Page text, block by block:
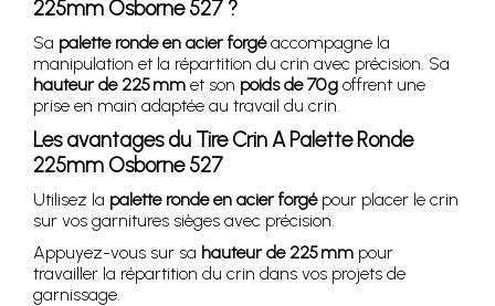
225mm Osborne 527 ?
Sa palette ronde en acier forgéaccompagne la
manipulation et la répartition du crin avec précision. Sa
hauteur de 225 mm et son poids de 70 g offrent une
prise en main adaptée au travail du crin.
Les avantages du Tire Crin A Palette Ronde
225mm Osborne 527
Utilisez la palette ronde en acier forgépour placer le crin
sur vos garnitures sièges avec précision.
Appuyez-vous sur sa hauteur de 225 mm pour
travailler la répartition du crin dans vos projets de
garnissage.